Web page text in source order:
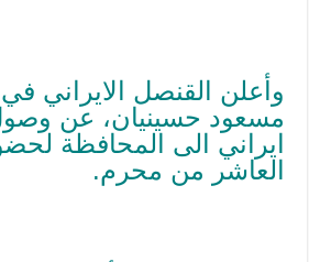
وأعلن القنصل الايراني في
ايراني الى المحافظة
العاشر من محرم.